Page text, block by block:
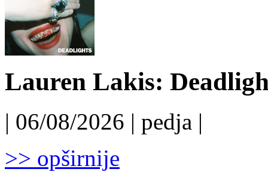
Lauren Lakis:
| 06/08/2026 | pedja |
>> opširnije